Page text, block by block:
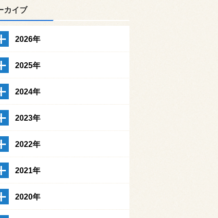
カイブ
2026年
2025年
2024年
2023年
2022年
2021年
2020年